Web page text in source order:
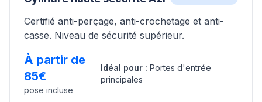
Certifié anti-perçage, anti-crochetage et anti-
casse. Niveau de sécurité supérieur.
À partir de
85€
pose incluse
Idéal pour : Portes d'entrée
principales